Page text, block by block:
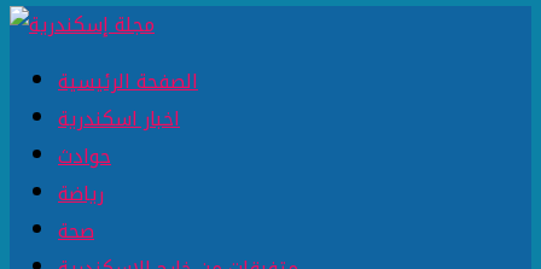
الصفحة الرئيسية
اخبار اسكندرية
حوادث
رياضة
صحة